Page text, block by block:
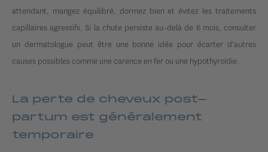
attendant, mangez équilibré, dormez bien et évitez les traitements
capillaires agressifs. Si la chute persiste au-delà de 6 mois, consulter
un dermatologue peut être une bonne idée pour écarter d'autres
causes possibles comme une carence en fer ou une hypothyroïdie.
La perte de cheveux post-
partum est généralement
temporaire